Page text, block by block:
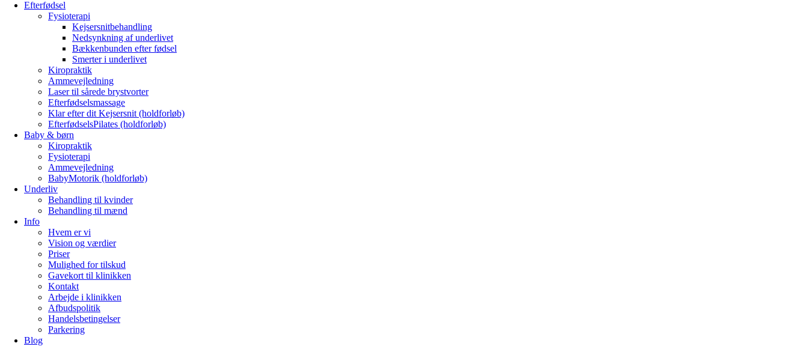
Efterfødsel
Fysioterapi
Kejsersnitbehandling
Nedsynkning af underlivet
Bækkenbunden efter fødsel
Smerter i underlivet
Kiropraktik
Ammevejledning
Laser til sårede brystvorter
Efterfødselsmassage
Klar efter dit Kejsersnit (holdforløb)
EfterfødselsPilates (holdforløb)
Baby & børn
Kiropraktik
Fysioterapi
Ammevejledning
BabyMotorik (holdforløb)
Underliv
Behandling til kvinder
Behandling til mænd
Info
Hvem er vi
Vision og værdier
Priser
Mulighed for tilskud
Gavekort til klinikken
Kontakt
Arbejde i klinikken
Afbudspolitik
Handelsbetingelser
Parkering
Blog